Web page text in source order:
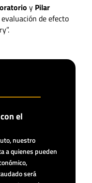
y Pilar
de efecto
el
nuestro
a quienes pueden
será